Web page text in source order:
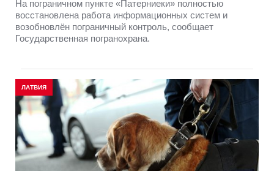
На пограничном пункте «Патерниеки» полностью
восстановлена работа информационных систем и
возобновлён пограничный контроль, сообщает
Государственная погранохрана.
ЛАТВИЯ